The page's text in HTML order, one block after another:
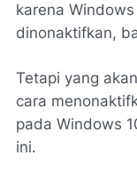
karena
dinonaktifkan,
Tetapi yang
cara
pada Windows
ini.